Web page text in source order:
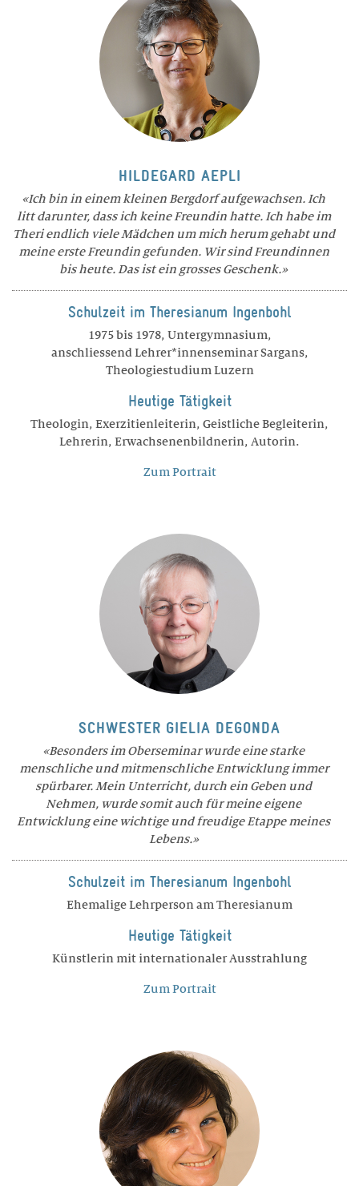
HILDEGARD AEPLI
Ich bin in einem kleinen Bergdorf aufgewachsen. Ich
litt darunter, dass ich keine Freundin hatte. Ich habe im
Theri endlich viele Mädchen um mich herum gehabt und
meine erste Freundin gefunden. Wir sind Freundinnen
bis heute. Das ist ein grosses Geschenk.
Schulzeit im Theresianum Ingenbohl
1975 bis 1978, Untergymnasium,
anschliessend Lehrer*innenseminar Sargans,
Theologiestudium Luzern
Heutige Tätigkeit
Theologin, Exerzitienleiterin, Geistliche Begleiterin,
Lehrerin, Erwachsenenbildnerin, Autorin.
Zum Portrait
SCHWESTER GIELIA DEGONDA
Besonders im Oberseminar wurde eine starke
menschliche und mitmenschliche Entwicklung immer
spürbarer. Mein Unterricht, durch ein Geben und
Nehmen, wurde somit auch für meine eigene
Entwicklung eine wichtige und freudige Etappe meines
Lebens.
Schulzeit im Theresianum Ingenbohl
Ehemalige Lehrperson am Theresianum
Heutige Tätigkeit
Künstlerin mit internationaler Ausstrahlung
Zum Portrait